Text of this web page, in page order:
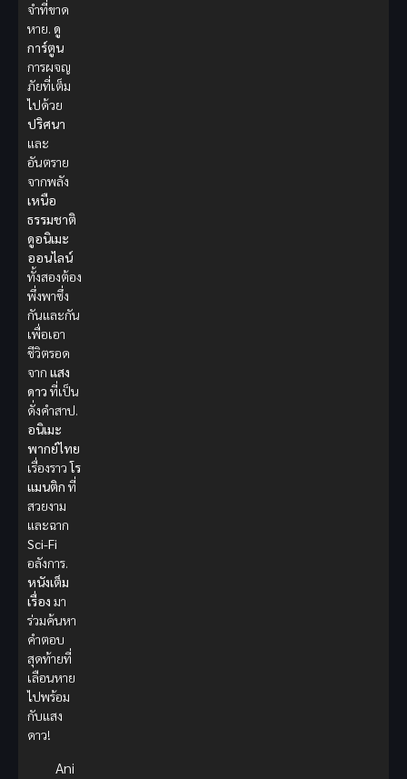
จำที่ขาด
หาย. ดู
การ์ตูน
การผจญ
ภัยที่เต็ม
ไปด้วย
ปริศนา
และ
อันตราย
จากพลัง
เหนือ
ธรรมชาติ
ดูอนิเมะ
ออนไลน์
ทั้งสองต้อง
พึ่งพาซึ่ง
กันและกัน
เพื่อเอา
ชีวิตรอด
จาก แสง
ดาว ที่เป็น
ดั่งคำสาป.
อนิเมะ
พากย์ไทย
เรื่องราวโร
แมนติก ที่
สวยงาม
และฉาก
Sci-Fi
อลังการ.
หนังเต็ม
เรื่อง มา
ร่วมค้นหา
คำตอบ
สุดท้ายที่
เลือนหาย
ไปพร้อม
กับแสง
ดาว!
Ani